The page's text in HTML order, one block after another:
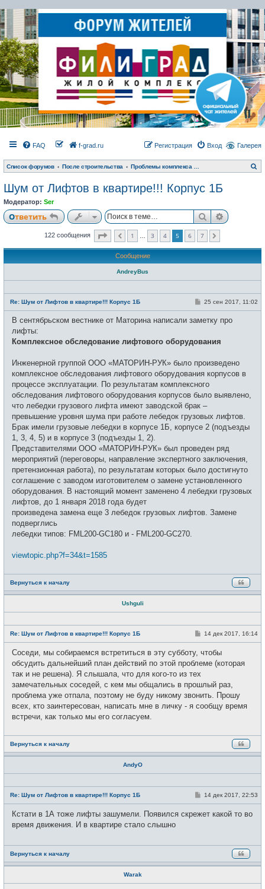
Галерея
FAQ f-grad.ru Вход
Регистрация
Список форумов После строительства
о
Шум от Лифтов в квартире!!! Корпус 1Б
Модератор: Ser
Ответить Поиск
122 сообщения СтраницаПред.
1 3 4 5 6 7
Сообщение
AndreyBus
е
в
с
е
и
Re: Шум от Лифтов в квартире!!! Корпус 1Б
С
б
н
25 сен 2017, 11:02
В сентябрьском вестнике от Маторина написали заметку про
лифты:
Комплексное обследование лифтового оборудования
Инженерной группой ООО «МАТОРИН-РУК» было произведено
комплексное обследования лифтового оборудования корпусов в
процессе эксплуатации. По результатам комплексного
обследования лифтового оборудования корпусов было выявлено,
что лебедки грузового лифта имеют заводской брак –
превышение уровня шума при работе лебедок грузовых лифтов.
Брак имели грузовые лебедки в корпусе 1Б, корпусе 2 (подъезды
1, 3, 4, 5) и в корпусе 3 (подъезды 1, 2).
Представителями ООО «МАТОРИН-РУК» был проведен ряд
мероприятий (переговоры, направление экспертного заключения,
претензионная работа), по результатам которых было достигнуто
соглашение с заводом изготовителем о замене установленного
оборудования. В настоящий момент заменено 4 лебедки грузовых
лифтов, до 1 января 2018 года будет
произведена замена еще 3 лебедок грузовых лифтов. Замене
подверглись
лебедки типов: FML200-GC180 и - FML200-GC270.
viewtopic.php?f=34&t=1585
Вернуться к началу
Ushguli
Н
е
в
с
е
и
Re: Шум от Лифтов в квартире!!! Корпус 1Б
С
б
щ
и
14 дек 2017, 16:14
Соседи, мы собираемся встретиться в эту субботу, чтобы
обсудить дальнейший план действий по этой проблеме (которая
так и не решена). Я слышала, что для кого-то из тех
замечательных соседей, с кем мы общались в прошлый раз,
проблема уже отпала, поэтому не буду никому звонить. Прошу
всех, кто заинтересован, написать мне в личку - я сообщу время
встречи, как только мы его согласуем.
Вернуться к началу
AndyO
е
в
с
е
и
Re: Шум от Лифтов в квартире!!! Корпус 1Б
С
б
и
14 дек 2017, 22:53
Кстати в 1А тоже лифты зашумели. Появился скрежет какой то во
время движения. И в квартире стало слышно
Вернуться к началу
Warak